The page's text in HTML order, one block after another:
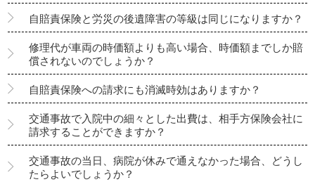
自賠責保険と労災の後遺障害の等級は同じになりますか？
修理代が車両の時価額よりも高い場合、時価額までしか賠
償されないのでしょうか？
自賠責保険への請求にも消滅時効はありますか？
交通事故で入院中の細々とした出費は、相手方保険会社に
請求することができますか？
交通事故の当日、病院が休みで通えなかった場合、どうし
たらよいでしょうか？